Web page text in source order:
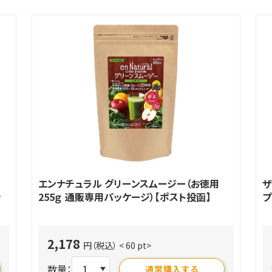
エンナチュラル グリーンスムージー（お徳用
255ｇ 通販専用パッケージ）【ポスト投函】
2,178 円（税込） < 60 pt>
数量： 通常購入する